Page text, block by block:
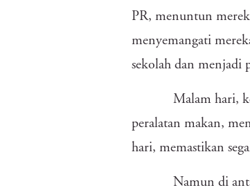
PR, menuntun
menyemangati
sekolah dan menjadi
Malam hari,
peralatan makan,
hari, memastikan
Namun di